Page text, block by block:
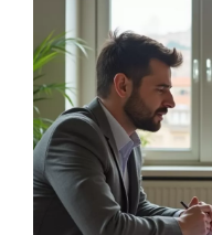
Las tasas varían
pero generalmente son
recomendable
¿Qué
hipoteca?
Normalmente